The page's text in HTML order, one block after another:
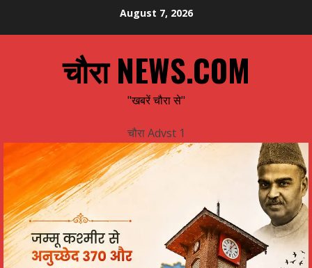
August 7, 2026
चौरा NEWS.COM
"खबरें चौरा से"
चौरा Advst 1